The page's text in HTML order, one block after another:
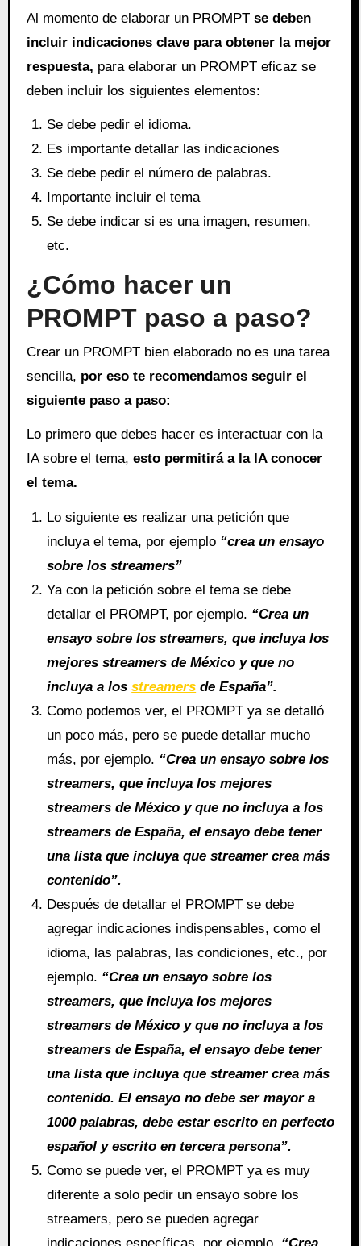
Al momento de elaborar un PROMPT se deben
incluir indicaciones clave para obtener la mejor
respuesta, para elaborar un PROMPT eficaz se
deben incluir los siguientes elementos:
Se debe pedir el idioma.
Es importante detallar las indicaciones
Se debe pedir el número de palabras.
Importante incluir el tema
Se debe indicar si es una imagen, resumen,
etc.
¿Cómo hacer un
PROMPT paso a paso?
Crear un PROMPT bien elaborado no es una tarea
sencilla, por eso te recomendamos seguir el
siguiente paso a paso:
Lo primero que debes hacer es interactuar con la
IA sobre el tema, esto permitirá a la IA conocer
el tema.
Lo siguiente es realizar una petición que
incluya el tema, por ejemplo “crea un ensayo
sobre los streamers”
Ya con la petición sobre el tema se debe
detallar el PROMPT, por ejemplo. “Crea un
ensayo sobre los streamers, que incluya los
mejores streamers de México y que no
incluya a losstreamers de España”.
Como podemos ver, el PROMPT ya se detalló
un poco más, pero se puede detallar mucho
más, por ejemplo. “Crea un ensayo sobre los
streamers, que incluya los mejores
streamers de México y que no incluya a los
streamers de España, el ensayo debe tener
una lista que incluya que streamer crea más
contenido”.
Después de detallar el PROMPT se debe
agregar indicaciones indispensables, como el
idioma, las palabras, las condiciones, etc., por
ejemplo. “Crea un ensayo sobre los
streamers, que incluya los mejores
streamers de México y que no incluya a los
streamers de España, el ensayo debe tener
una lista que incluya que streamer crea más
contenido. El ensayo no debe ser mayor a
1000 palabras, debe estar escrito en perfecto
español y escrito en tercera persona”.
Como se puede ver, el PROMPT ya es muy
diferente a solo pedir un ensayo sobre los
streamers, pero se pueden agregar